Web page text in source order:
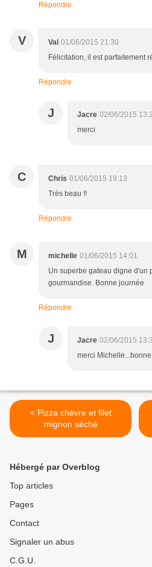
Répondre
V Val 01/06/2015 21:30
Félicitation, il est parfaitement
Répondre
J Jacre 02/06/2015
merci
C Chris 01/06/2015 19:13
Très beau !!
Répondre
M michelle 01/06/2015 14:01
Un superbe gateau digne d'un
gourmandise. Bonne journée
Répondre
J Jacre 02/06/2015
merci
< Pizza chèvre et filet
mignon séché
Hébergé par Overblog
Top articles
Pages
Contact
Signaler un abus
C.G.U.